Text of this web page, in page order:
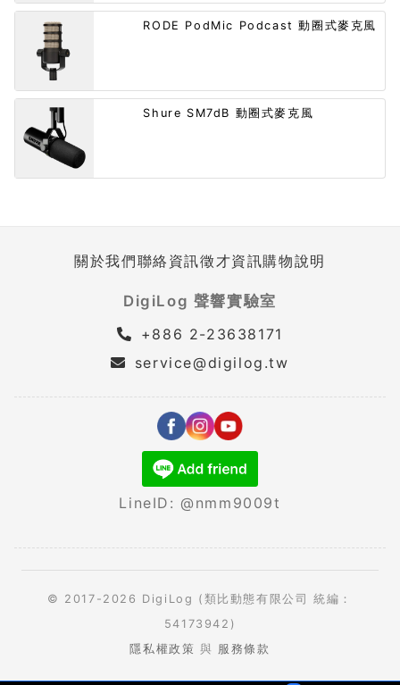
RODE PodMic Podcast 動圈式麥克風
Shure SM7dB 動圈式麥克風
關於我們聯絡資訊徵才資訊購物說明
DigiLog 聲響實驗室
+886 2-23638171
service@digilog.tw
LineID: @nmm9009t
© 2017-2026 DigiLog (類比動態有限公司 統編：
54173942)
隱私權政策 與 服務條款